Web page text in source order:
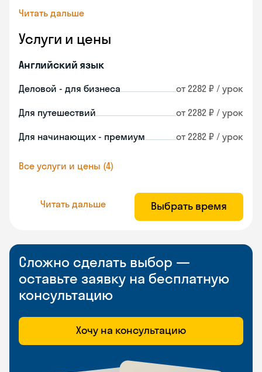
Читать дальше
Услуги и цены
Английский язык
Деловой - для бизнеса от 2282 ₽ / урок
Для путешествий от 2282 ₽ / урок
Для начинающих - премиум от 2282 ₽ / урок
Все услуги и цены (4)
Читать дальше Выбрать время
Сложно сделать выбор —
оставьте заявку на бесплатную
консультацию
Хочу на консультацию